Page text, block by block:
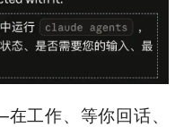
工作、等你回话、